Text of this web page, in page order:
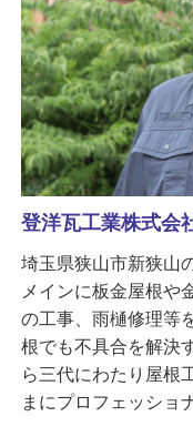
登洋瓦工業株式会
埼玉県狭山市新狭山
メインに板金屋根や
の工事、雨樋修理等
根でも不具合を解決
ら三代にわたり屋根
まにプロフェッショ